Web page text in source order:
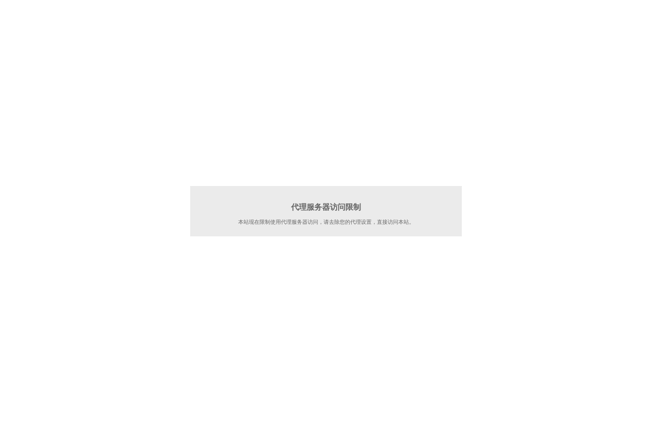
代理服务器访问限制
本站现在限制使用代理服务器访问，请去除您的代理设置，直接访问本站。